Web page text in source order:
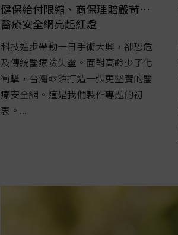
健保給付限縮、商保理賠嚴苛…
醫療安全網亮起紅燈
科技進步帶動一日手術大興，卻恐危
及傳統醫療險失靈。面對高齡少子化
衝擊，台灣亟須打造一張更堅實的醫
療安全網。這是我們製作專題的初
衷。...